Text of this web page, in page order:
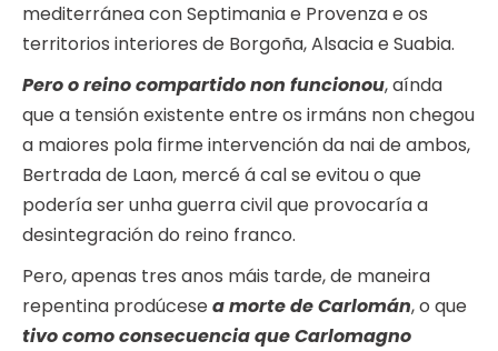
mediterránea con Septimania e Provenza e os
territorios interiores de Borgoña, Alsacia e Suabia.
Pero o reino compartido non funcionou, aínda
que a tensión existente entre os irmáns non chegou
a maiores pola firme intervención da nai de ambos,
Bertrada de Laon, mercé á cal se evitou o que
podería ser unha guerra civil que provocaría a
desintegración do reino franco.
Pero, apenas tres anos máis tarde, de maneira
repentina prodúcesea morte de Carlomán, o que
tivo como consecuencia que Carlomagno